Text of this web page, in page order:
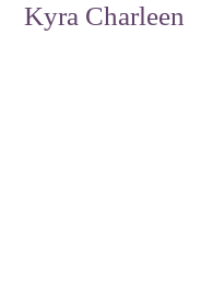
Kyra Charleen